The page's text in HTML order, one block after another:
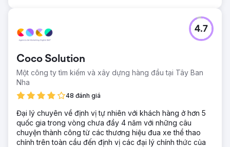
Coco Solution
Một công ty tìm kiếm và xây dựng hàng đầu tại Tây Ban
Nha
48 đánh giá
4.7
Đại lý chuyên về định vị tự nhiên với khách hàng ở hơn 5
quốc gia trong vòng chưa đầy 4 năm với những câu
chuyện thành công từ các thương hiệu đua xe thể thao
chính trên toàn cầu đến định vị các đại lý chính thức của